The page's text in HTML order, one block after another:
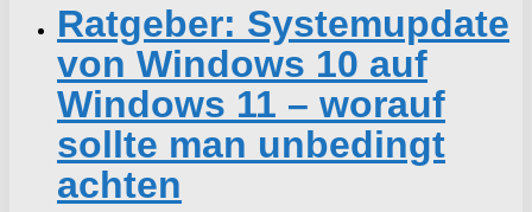
Ratgeber: Systemupdate
von Windows 10 auf
Windows 11 – worauf
sollte man unbedingt
achten